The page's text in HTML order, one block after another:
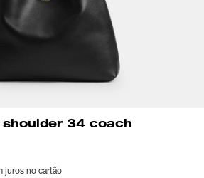
34 coach
juros no cartão